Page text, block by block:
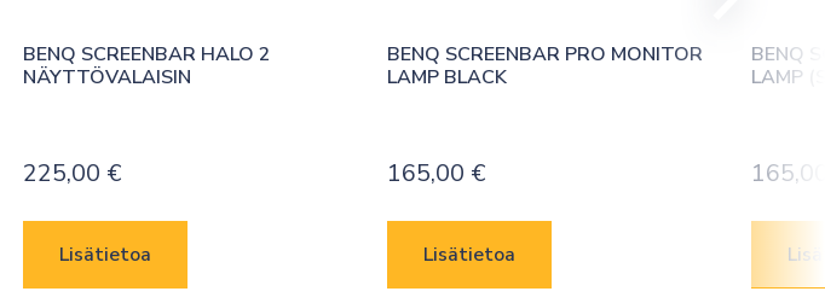
BENQ SCREENBAR HALO 2
NÄYTTÖVALAISIN
225,00 €
Lisätietoa
BENQ SCREENBAR PRO MONITOR
LAMP BLACK
165,00 €
Lisätietoa
BENQ
LAMP